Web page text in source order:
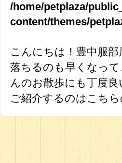
/home/petplaza/
content/themes/
こんにちは！豊中服
落ちるのも早くなっ
んのお散歩にも丁度
ご紹介するのはこち